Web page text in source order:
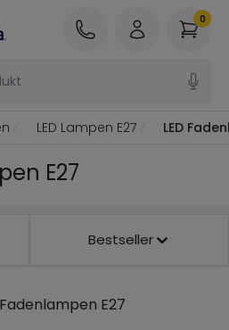
0
LED Lampen E27 LED
E27
Bestseller
Fadenlampen E27